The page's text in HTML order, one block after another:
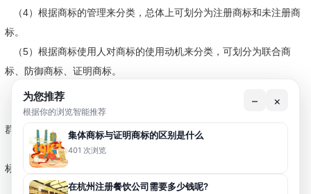
（4）根据商标的管理来分类，总体上可划分为注册商标和未注册商
标。
（5）根据商标使用人对商标的使用动机来分类，可划分为联合商
标、防御商标、证明商标。
（6）根据商标的寓意来分类，可划分为有含义商标和无含义商标。
（7）根据商标使用的方式来分类，可划分为主商标、分商标、商品
群商标、具体商品商标。
（8）根据商标的载体分类，可分为平面商标、立体商标、音啊商
标、气味商标等。
为您推荐
根据你的浏览智能推荐
– ×
集体商标与证明商标的区别是什么
401 次浏览
在杭州注册餐饮公司需要多少钱呢?